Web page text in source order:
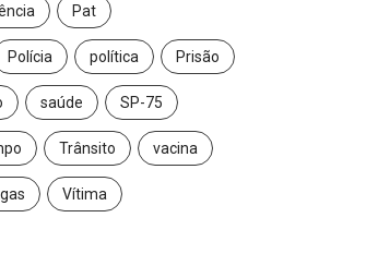
Pat
Polícia política Prisão
saúde SP-75
Trânsito vacina
Vítima